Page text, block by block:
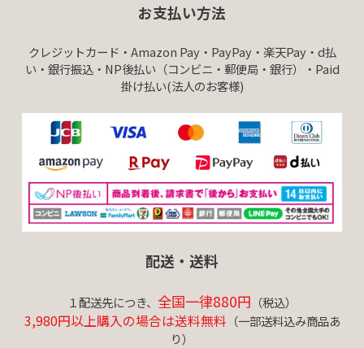
お支払い方法
クレジットカード・Amazon Pay・PayPay・楽天Pay・d払
い・銀行振込・NP後払い（コンビニ・郵便局・銀行）・Paid
掛け払い(法人のお客様)
配送・送料
１配送先につき、 全国一律880円 （税込）
3,980円以上購入の場合は送料無料 （一部送料込み商品あ
り）